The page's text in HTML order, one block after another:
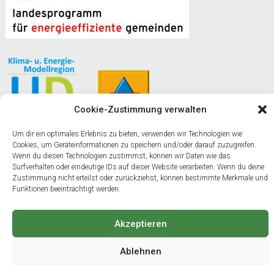
Cookie-Zustimmung verwalten
Um dir ein optimales Erlebnis zu bieten, verwenden wir Technologien wie
Cookies, um Geräteinformationen zu speichern und/oder darauf zuzugreifen.
Wenn du diesen Technologien zustimmst, können wir Daten wie das
Surfverhalten oder eindeutige IDs auf dieser Website verarbeiten. Wenn du deine
Zustimmung nicht erteilst oder zurückziehst, können bestimmte Merkmale und
Funktionen beeinträchtigt werden.
Akzeptieren
Ablehnen
Naturparkgemeinde am Weißensee
Gemeinde Stockenboi